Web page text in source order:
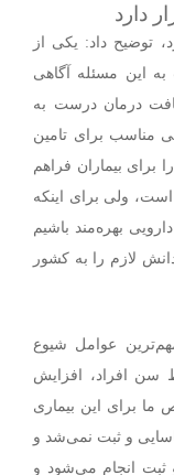
دارد
توضیح داد: یکی از
این مسئله آگاهی
درمان درست به
مناسب برای تامین
بیماران فراهم
ولی برای اینکه
بهره‌مند باشیم
لازم را به کشور
عوامل شیوع
سن افراد، افزایش
برای این بیماری
و ثبت نمی‌شد و
ثبت انجام می‌شود و